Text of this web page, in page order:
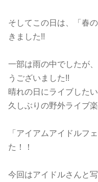
そしてこの日は、「春
きました!!
一部は雨の中でしたが
うございました!!
晴れの日にライブした
久しぶりの野外ライブ
「アイアムアイドルフ
た！！
今回はアイドルさんと